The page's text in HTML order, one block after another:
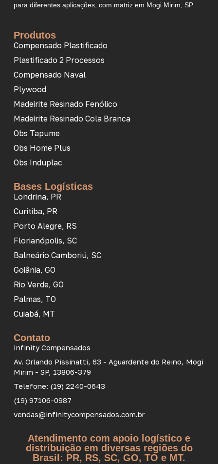
para diferentes aplicações, com matriz em Mogi Mirim, SP.
Produtos
Compensado Plastificado
Plastificado 2 Processos
Compensado Naval
Plywood
Madeirite Resinado Fenólico
Madeirite Resinado Cola Branca
Obs Tapume
Obs Home Plus
Obs Induplac
Bases Logísticas
Londrina, PR
Curitiba, PR
Porto Alegre, RS
Florianópolis, SC
Balneário Camboriú, SC
Goiânia, GO
Rio Verde, GO
Palmas, TO
Cuiabá, MT
Contato
Infinity Compensados
Av. Orlando Pissinatti, 63 - Aguardente do Reino, Mogi
Mirim - SP, 13806-379
Telefone: (19) 2240-0643
(19) 97106-0987
vendas@infinitycompensados.com.br
Atendimento com apoio logístico e
distribuição em diversas regiões do
Brasil: PR, RS, SC, GO, TO e MT.